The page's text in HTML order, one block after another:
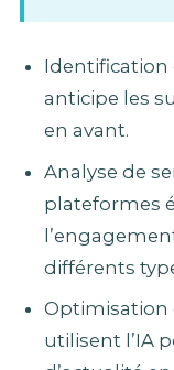
Identification
anticipe les
en avant.
Analyse de
plateformes
différents
Optimisation
utilisent l’IA